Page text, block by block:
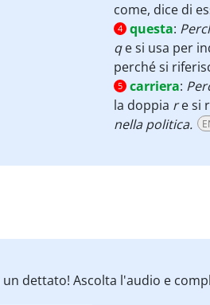
come, dice di
4 questa:
qe si usa per
perché si
5 carriera:
la doppia re si
nella politica.
dettato! Ascolta l'audio e